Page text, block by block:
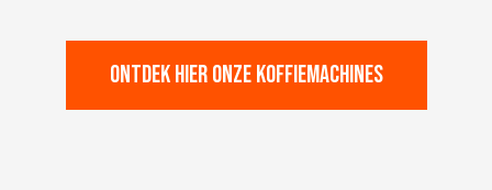
ONTDEK HIER ONZE KOFFIEMACHINES